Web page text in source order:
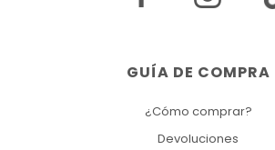
GUÍA DE COMPRA
¿Cómo comprar?
Devoluciones